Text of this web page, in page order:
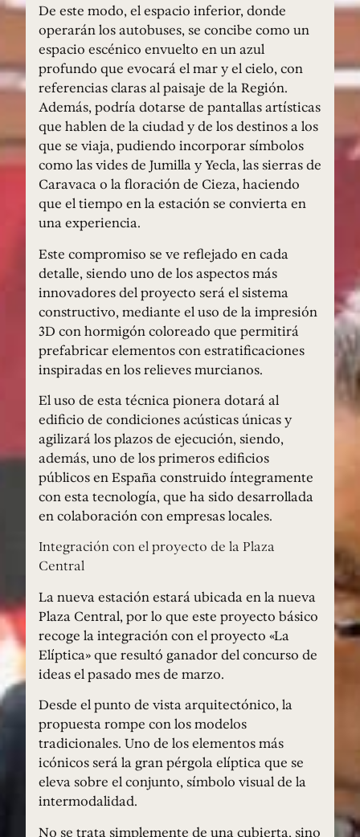
De este modo, el espacio inferior, donde
operarán los autobuses, se concibe como un
espacio escénico envuelto en un azul
profundo que evocará el mar y el cielo, con
referencias claras al paisaje de la Región.
Además, podría dotarse de pantallas artísticas
que hablen de la ciudad y de los destinos a los
que se viaja, pudiendo incorporar símbolos
como las vides de Jumilla y Yecla, las sierras de
Caravaca o la floración de Cieza, haciendo
que el tiempo en la estación se convierta en
una experiencia.
Este compromiso se ve reflejado en cada
detalle, siendo uno de los aspectos más
innovadores del proyecto será el sistema
constructivo, mediante el uso de la impresión
3D con hormigón coloreado que permitirá
prefabricar elementos con estratificaciones
inspiradas en los relieves murcianos.
El uso de esta técnica pionera dotará al
edificio de condiciones acústicas únicas y
agilizará los plazos de ejecución, siendo,
además, uno de los primeros edificios
públicos en España construido íntegramente
con esta tecnología, que ha sido desarrollada
en colaboración con empresas locales.
Integración con el proyecto de la Plaza
Central
La nueva estación estará ubicada en la nueva
Plaza Central, por lo que este proyecto básico
recoge la integración con el proyecto «La
Elíptica» que resultó ganador del concurso de
ideas el pasado mes de marzo.
Desde el punto de vista arquitectónico, la
propuesta rompe con los modelos
tradicionales. Uno de los elementos más
icónicos será la gran pérgola elíptica que se
eleva sobre el conjunto, símbolo visual de la
intermodalidad.
No se trata simplemente de una cubierta, sino